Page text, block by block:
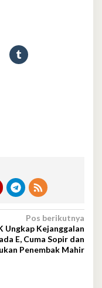
Pos berikutnya
Ungkap Kejanggalan
E, Cuma Sopir dan
Penembak Mahir